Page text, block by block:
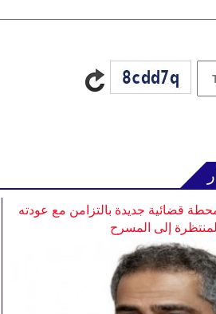
قضائية جديدة بالتزامن مع عودته
المنتظرة إلى المسرح